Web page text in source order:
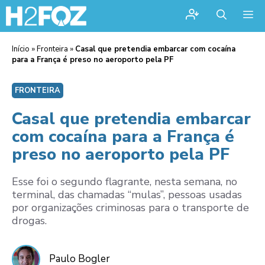
Início »Fronteira » Casal que pretendia embarcar com cocaína
para a França é preso no aeroporto pela PF
FRONTEIRA
Casal que pretendia embarcar
com cocaína para a França é
preso no aeroporto pela PF
Esse foi o segundo flagrante, nesta semana, no
terminal, das chamadas “mulas”, pessoas usadas
por organizações criminosas para o transporte de
drogas.
Paulo Bogler